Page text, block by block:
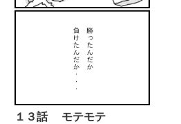
１３話 モテモテ